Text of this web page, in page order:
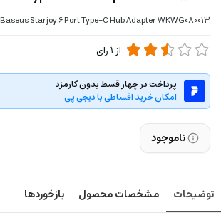
Baseus Starjoy 6 Port Type-C Hub Adapter WKWG080013
از 1رای
پرداخت در چهار قسط بدون کارمزد
امکان خرید اقساطی با دیجی پی
ناموجود
توضیحات مشخصات محصول بازخوردها